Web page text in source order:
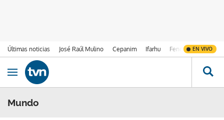
Últimas noticias José Raúl Mulino Cepanim Ifarhu Fenómeno de El
EN VIVO
Ir al contenido
Obrir navegació
Mundo